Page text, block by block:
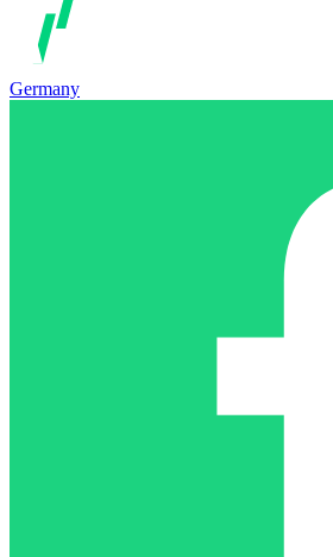
Germany